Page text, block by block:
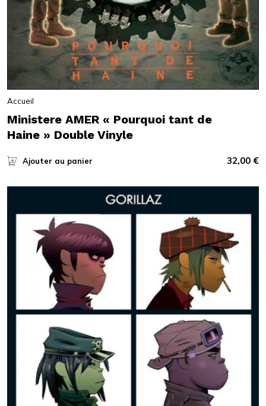
Accueil
Ministere AMER « Pourquoi tant de
Haine » Double Vinyle
Ajouter au panier 32,00 €